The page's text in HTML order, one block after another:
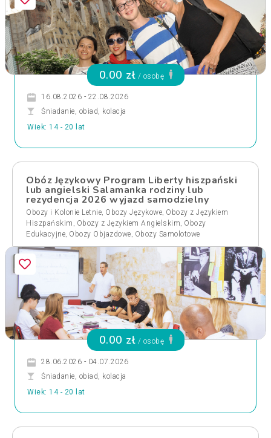
0.00 zł / osobę
16.08.2026 - 22.08.2026
Śniadanie, obiad, kolacja
Wiek: 14 - 20 lat
Obóz Językowy Program Liberty hiszpański
lub angielski Salamanka rodziny lub
rezydencja 2026 wyjazd samodzielny
Obozy i Kolonie Letnie, Obozy Językowe, Obozy z Językiem
Hiszpańskim , Obozy z Językiem Angielskim, Obozy
Edukacyjne, Obozy Objazdowe, Obozy Samolotowe
0.00 zł / osobę
28.06.2026 - 04.07.2026
Śniadanie, obiad, kolacja
Wiek: 14 - 20 lat